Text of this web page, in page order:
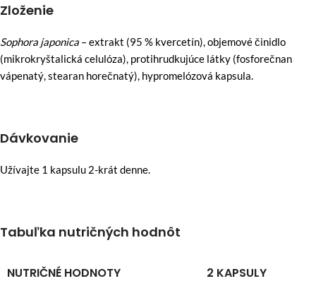
Zloženie
Sophora japonica – extrakt (95 % kvercetín), objemové činidlo
(mikrokryštalická celulóza), protihrudkujúce látky (fosforečnan
vápenatý, stearan horečnatý), hypromelózová kapsula.
Dávkovanie
Užívajte 1 kapsulu 2-krát denne.
Tabuľka nutričných hodnôt
NUTRIČNÉ HODNOTY 2 KAPSULY